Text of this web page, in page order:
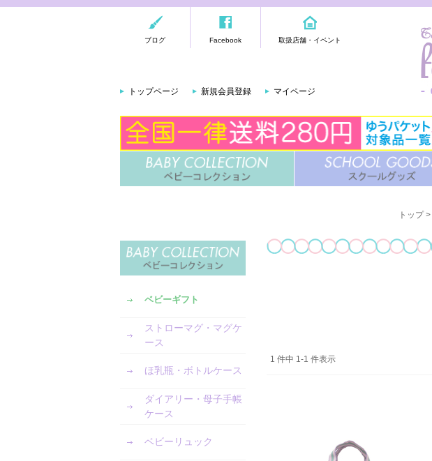
ブログ Facebook 取扱店舗・イベント
トップページ 新規会員登録 マイページ
ベビーギフト
ストローマグ・マグケ
ース
ほ乳瓶・ボトルケース
ダイアリー・母子手帳
ケース
ベビーリュック
トップ>
1 件中 1-1 件表示